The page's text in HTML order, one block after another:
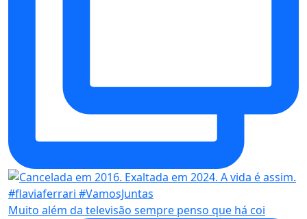
Muito além da televisão sempre penso que há coi